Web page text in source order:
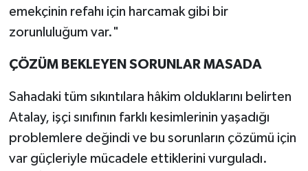
emekçinin refahı için harcamak gibi bir
zorunluluğum var."
ÇÖZÜM BEKLEYEN SORUNLAR MASADA
Sahadaki tüm sıkıntılara hâkim olduklarını belirten
Atalay, işçi sınıfının farklı kesimlerinin yaşadığı
problemlere değindi ve bu sorunların çözümü için
var güçleriyle mücadele ettiklerini vurguladı.